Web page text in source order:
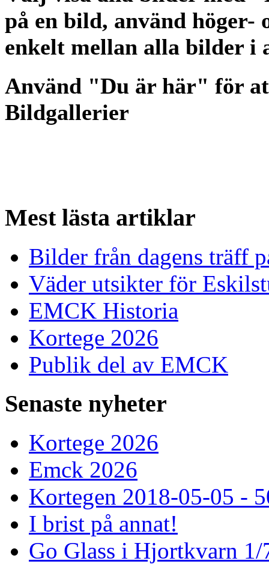
på en bild, använd
enkelt mellan alla bilder i
Använd "Du är här" för
Bildgallerier
Mest lästa artiklar
Bilder från dagens träff
Väder utsikter för
EMCK Historia
Kortege 2026
Publik del av EMCK
Senaste nyheter
Kortege 2026
Emck 2026
Kortegen 2018-05-05 -
I brist på annat!
Go Glass i Hjortkvarn 1/